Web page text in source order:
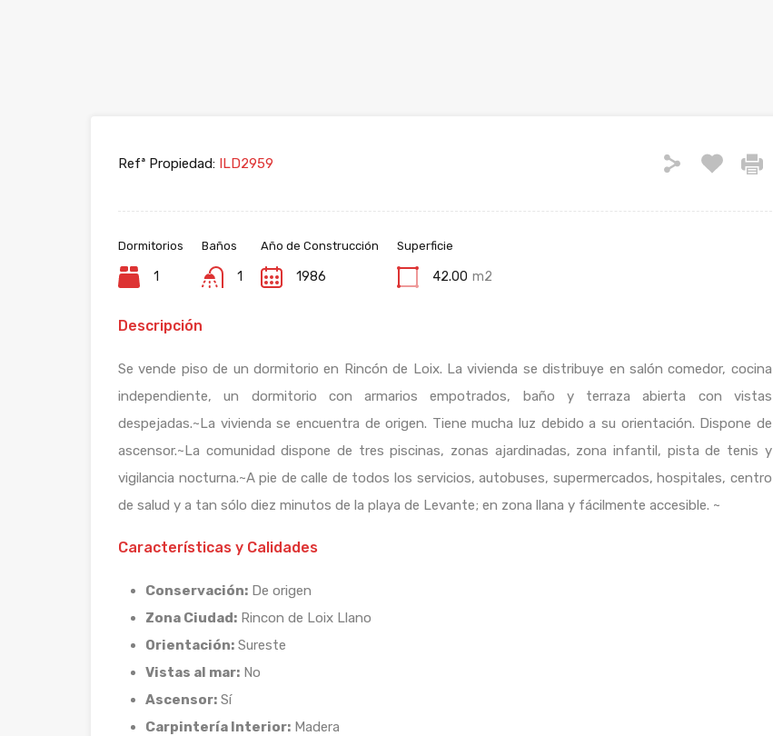
Refª Propiedad: ILD2959
Dormitorios
1
Baños
1
Año de Construcción
1986
Superficie
42.00 m2
Descripción
Se vende piso de un dormitorio en Rincón de Loix. La vivienda se distribuye en salón comedor, cocina
independiente, un dormitorio con armarios empotrados, baño y terraza abierta con vistas
despejadas.~La vivienda se encuentra de origen. Tiene mucha luz debido a su orientación. Dispone de
ascensor.~La comunidad dispone de tres piscinas, zonas ajardinadas, zona infantil, pista de tenis y
vigilancia nocturna.~A pie de calle de todos los servicios, autobuses, supermercados, hospitales, centro
de salud y a tan sólo diez minutos de la playa de Levante; en zona llana y fácilmente accesible. ~
Características y Calidades
Conservación: De origen
Zona Ciudad: Rincon de Loix Llano
Orientación: Sureste
Vistas al mar: No
Ascensor: Sí
Carpintería Interior: Madera